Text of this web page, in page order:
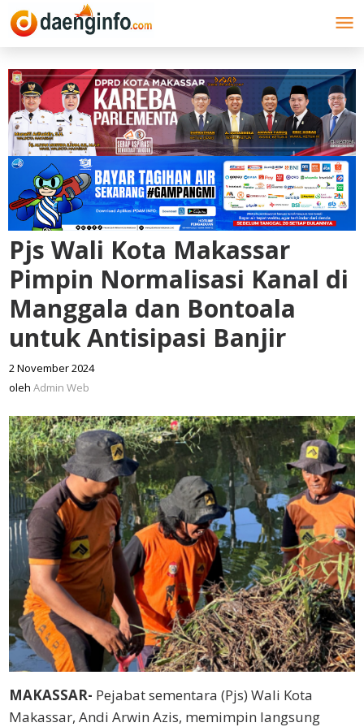
Lewati
ke
Pjs Wali Kota Makassar
Pimpin Normalisasi Kanal di
Manggala dan Bontoala
untuk Antisipasi Banjir
2 November 2024
oleh Admin Web
MAKASSAR- Pejabat sementara (Pjs) Wali Kota
Makassar, Andi Arwin Azis, memimpin langsung